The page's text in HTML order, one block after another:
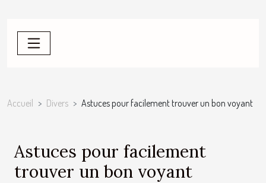
Accueil Divers Astuces pour facilement trouver un bon voyant
Astuces pour facilement
trouver un bon voyant